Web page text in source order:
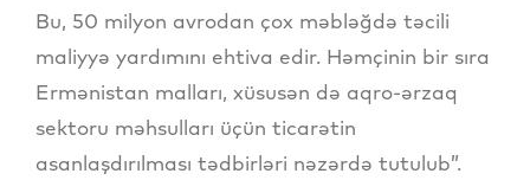
Bu, 50 milyon avrodan çox məbləğdə təcili
maliyyə yardımını ehtiva edir. Həmçinin bir sıra
Ermənistan malları, xüsusən də aqro-ərzaq
sektoru məhsulları üçün ticarətin
asanlaşdırılması tədbirləri nəzərdə tutulub”.